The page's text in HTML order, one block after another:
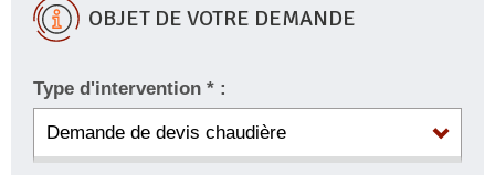
OBJET DE VOTRE DEMANDE
Type d'intervention * :